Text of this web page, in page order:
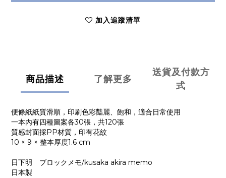
加入追蹤清單
商品描述 了解更多
送貨及付款方
式
便條紙紙質滑順，印刷色彩豔麗、飽和，適合日常使用
一本內有四種圖案各30張，共120張
質感封面採PP材質，印有花紋
10 × 9 × 整本厚度1.6 cm
日下明 ブロックメモ/kusaka akira memo
日本製